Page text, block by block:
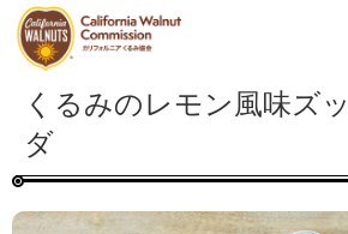
くるみのレモン風味ズ
ダ